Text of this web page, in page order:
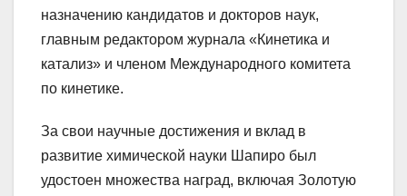
назначению кандидатов и докторов наук,
главным редактором журнала «Кинетика и
катализ» и членом Международного комитета
по кинетике.
За свои научные достижения и вклад в
развитие химической науки Шапиро был
удостоен множества наград, включая Золотую